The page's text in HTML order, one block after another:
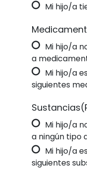
Mi hijo/a
Mi hijo/a
a
Mi hijo/a
siguientes
Mi hijo/a
a ningún tipo
Mi hijo/a
siguientes